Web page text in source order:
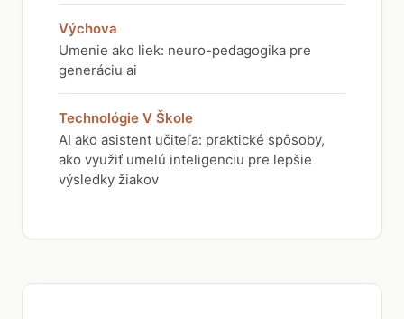
Výchova
Umenie ako liek: neuro-pedagogika pre
generáciu ai
Technológie V Škole
AI ako asistent učiteľa: praktické spôsoby,
ako využiť umelú inteligenciu pre lepšie
výsledky žiakov